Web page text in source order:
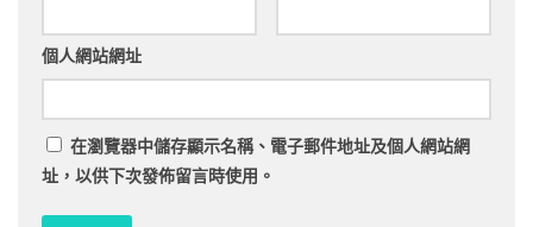
個人網站網址
在瀏覽器中儲存顯示名稱、電子郵件地址及個人網站網
址，以供下次發佈留言時使用。